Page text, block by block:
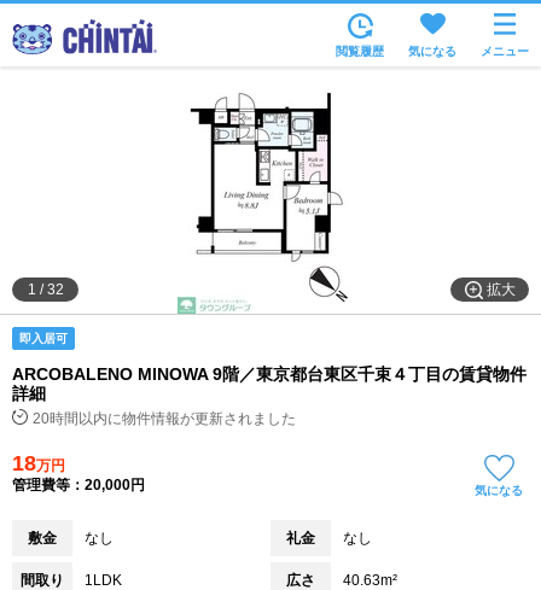
住所から
家賃相場から
通勤通学時間から
物件特集から
不動産会社から
閲覧履歴 気になる メニュー
拡大
1 /32
即入居可
ARCOBALENO MINOWA 9階／東京都台東区千束４丁目の賃貸物件
詳細
20時間以内に物件情報が更新されました
18万円
管理費等：20,000円
気になる
敷金 なし 礼金 なし
間取り 1LDK 広さ 40.63m²